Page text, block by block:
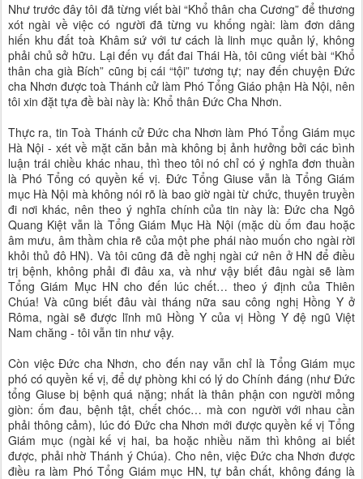
Như trước đây tôi đã từng viết bài “Khổ thân cha Cương” để thương
xót ngài về việc có người đã từng vu khống ngài: làm đơn dâng
hiến khu đất toà Khâm sứ với tư cách là linh mục quản lý, không
phải chủ sở hữu. Lại đến vụ đất đai Thái Hà, tôi cũng viết bài “Khổ
thân cha già Bích” cũng bị cái “tội” tương tự; nay đến chuyện Đức
cha Nhơn được toà Thánh cử làm Phó Tổng Giáo phận Hà Nội, nên
tôi xin đặt tựa đề bài này là: Khổ thân Đức Cha Nhơn.
Thực ra, tin Toà Thánh cử Đức cha Nhơn làm Phó Tổng Giám mục
Hà Nội - xét về mặt căn bản mà không bị ảnh hưởng bởi các bình
luận trái chiều khác nhau, thì theo tôi nó chỉ có ý nghĩa đơn thuần
là Phó Tổng có quyền kế vị. Đức Tổng Giuse vẫn là Tổng Giám
mục Hà Nội mà không nói rõ là bao giờ ngài từ chức, thuyên truyền
đi nơi khác, nên theo ý nghĩa chính của tin này là: Đức cha Ngô
Quang Kiệt vẫn là Tổng Giám Mục Hà Nội (mặc dù ốm đau hoặc
âm mưu, âm thầm chia rẽ của một phe phái nào muốn cho ngài rời
khỏi thủ đô HN). Và tôi cũng đã đề nghị ngài cứ nên ở HN để điều
trị bệnh, không phải đi đâu xa, và như vậy biết đâu ngài sẽ làm
Tổng Giám Mục HN cho đến lúc chết… theo ý định của Thiên
Chúa! Và cũng biết đâu vài tháng nữa sau công nghị Hồng Y ở
Rôma, ngài sẽ được lĩnh mũ Hồng Y của vị Hồng Y đệ ngũ Việt
Nam chăng - tôi vẫn tin như vậy.
Còn việc Đức cha Nhơn, cho đến nay vẫn chỉ là Tổng Giám mục
phó có quyền kế vị, để dự phòng khi có lý do Chính đáng (như Đức
tổng Giuse bị bệnh quá nặng; nhất là thân phận con người mỏng
giòn: ốm đau, bệnh tật, chết chóc… mà con người với nhau cần
phải thông cảm), lúc đó Đức cha Nhơn mới được quyền kế vị Tổng
Giám mục (ngài kế vị hai, ba hoặc nhiều năm thì không ai biết
được, phải nhờ Thánh ý Chúa). Cho nên, việc Đức cha Nhơn được
điều ra làm Phó Tổng Giám mục HN, tự bản chất, không đáng là